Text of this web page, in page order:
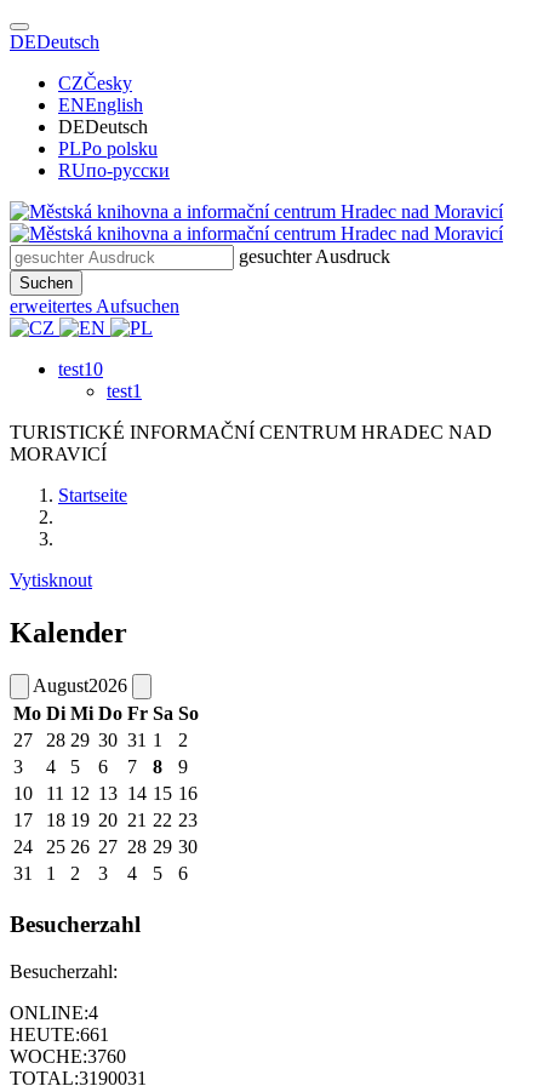
DEDeutsch
CZČesky
ENEnglish
DEDeutsch
PLPo polsku
RUпо-русски
gesuchter Ausdruck
Suchen
erweitertes Aufsuchen
test10
test1
TURISTICKÉ INFORMAČNÍ CENTRUM HRADEC NAD
MORAVICÍ
Startseite
Vytisknout
Kalender
August2026
Mo Di Mi Do Fr Sa So
27
28 29 30 31 1
2
3
4 5 6 7 8
9
10
11 12 13 14 15 16
17
18 19 20 21 22 23
24
25 26 27 28 29 30
31
1 2 3 4 5 6
Besucherzahl
Besucherzahl:
ONLINE:4
HEUTE:661
WOCHE:3760
TOTAL:3190031